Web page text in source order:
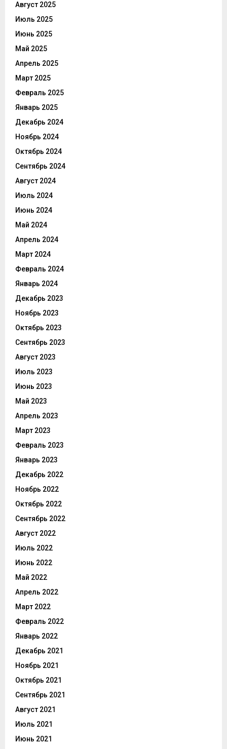
Август 2025
Июль 2025
Июнь 2025
Май 2025
Апрель 2025
Март 2025
Февраль 2025
Январь 2025
Декабрь 2024
Ноябрь 2024
Октябрь 2024
Сентябрь 2024
Август 2024
Июль 2024
Июнь 2024
Май 2024
Апрель 2024
Март 2024
Февраль 2024
Январь 2024
Декабрь 2023
Ноябрь 2023
Октябрь 2023
Сентябрь 2023
Август 2023
Июль 2023
Июнь 2023
Май 2023
Апрель 2023
Март 2023
Февраль 2023
Январь 2023
Декабрь 2022
Ноябрь 2022
Октябрь 2022
Сентябрь 2022
Август 2022
Июль 2022
Июнь 2022
Май 2022
Апрель 2022
Март 2022
Февраль 2022
Январь 2022
Декабрь 2021
Ноябрь 2021
Октябрь 2021
Сентябрь 2021
Август 2021
Июль 2021
Июнь 2021